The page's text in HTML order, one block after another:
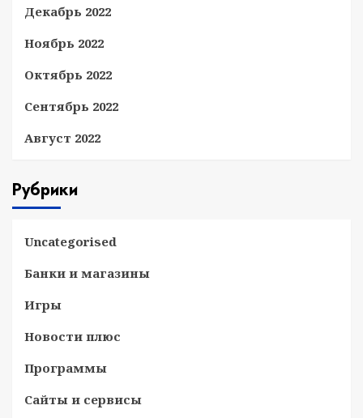
Декабрь 2022
Ноябрь 2022
Октябрь 2022
Сентябрь 2022
Август 2022
Рубрики
Uncategorised
Банки и магазины
Игры
Новости плюс
Программы
Сайты и сервисы